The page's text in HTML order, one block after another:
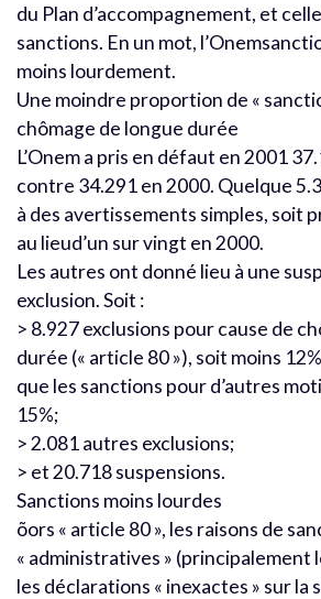
du Plan d’accompagnement, et
sanctions. En un mot,
moins lourdement.
Une moindre proportion de «
chômage de longue durée
L’Onem a pris en défaut en 2001
contre 34.291 en 2000. Quelque
à des avertissements simples, soit
au lieud’un sur vingt en 2000.
Les autres ont donné lieu à une
exclusion. Soit :
> 8.927 exclusions pour cause de
durée (« article 80 »), soit moins
que les sanctions pour d’autres
15%;
> 2.081 autres exclusions;
> et 20.718 suspensions.
Sanctions moins lourdes
õors « article 80 », les raisons de
« administratives » (principalement
les déclarations « inexactes » sur la